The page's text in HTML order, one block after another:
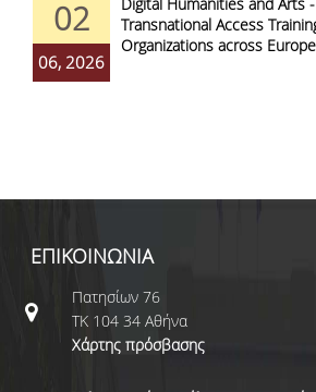
02
06, 2026
Transnational Access
Organizations across Europe
ΕΠΙΚΟΙΝΩΝΙΑ
Πατησίων 76
ΤΚ 104 34 Αθήνα
Χάρτης πρόσβασης